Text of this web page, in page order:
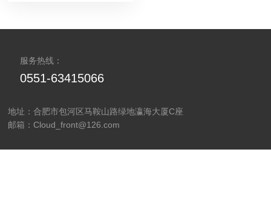
服务热线：
0551-63415066
地址：合肥市包河区马鞍山路绿地瀛海大厦C座
邮箱：Cloud_front@126.com